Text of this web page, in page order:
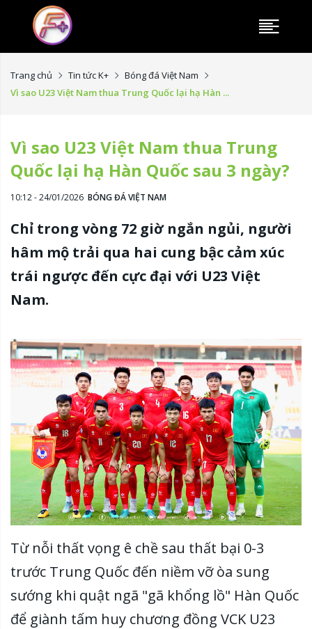
Trang chủ Tin tức K+
Bóng đá Việt Nam
Vì sao U23 Việt Nam thua Trung Quốc lại hạ Hàn ...
Vì sao U23 Việt Nam thua Trung
Quốc lại hạ Hàn Quốc sau 3 ngày?
10:12 - 24/01/2026 BÓNG ĐÁ VIỆT NAM
Chỉ trong vòng 72 giờ ngắn ngủi, người
hâm mộ trải qua hai cung bậc cảm xúc
trái ngược đến cực đại với U23 Việt
Nam.
Từ nỗi thất vọng ê chề sau thất bại 0-3
trước Trung Quốc đến niềm vỡ òa sung
sướng khi quật ngã "gã khổng lồ" Hàn Quốc
để giành tấm huy chương đồng VCK U23